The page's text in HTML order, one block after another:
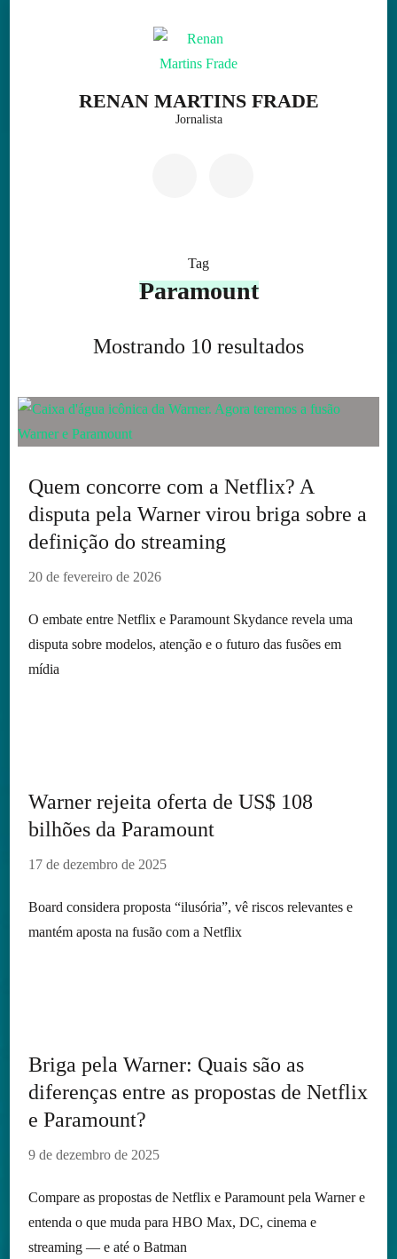
RENAN MARTINS FRADE
Jornalista
Tag
Paramount
Mostrando 10 resultados
Quem concorre com a Netflix? A
disputa pela Warner virou briga sobre a
definição do streaming
20 de fevereiro de 2026
O embate entre Netflix e Paramount Skydance revela uma
disputa sobre modelos, atenção e o futuro das fusões em
mídia
Warner rejeita oferta de US$ 108
bilhões da Paramount
17 de dezembro de 2025
Board considera proposta “ilusória”, vê riscos relevantes e
mantém aposta na fusão com a Netflix
Briga pela Warner: Quais são as
diferenças entre as propostas de Netflix
e Paramount?
9 de dezembro de 2025
Compare as propostas de Netflix e Paramount pela Warner e
entenda o que muda para HBO Max, DC, cinema e
streaming — e até o Batman